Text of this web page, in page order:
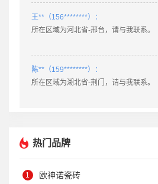
王**（156********）：
所在区域为河北省-邢台，请与我联系。
陈**（159********）：
所在区域为湖北省-荆门，请与我联系。
徐**（132********）：
热门品牌
欧神诺瓷砖